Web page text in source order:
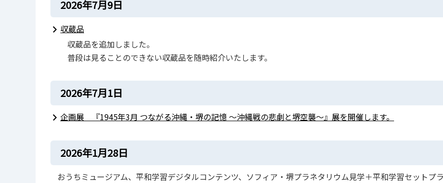
2026年7月9日
収蔵品
収蔵品を追加しました。
普段は見ることのできない収蔵品を随時紹介いたします。
2026年7月1日
企画展 『1945年3月 つながる沖縄・堺の記憶 ～沖縄戦の悲劇と堺空襲～』展を開催します。
2026年1月28日
おうちミュージアム、平和学習デジタルコンテンツ、ソフィア・堺プラネタリウム見学＋平和学習セットプ